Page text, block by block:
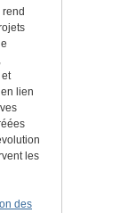
rend
et
lien
les
des